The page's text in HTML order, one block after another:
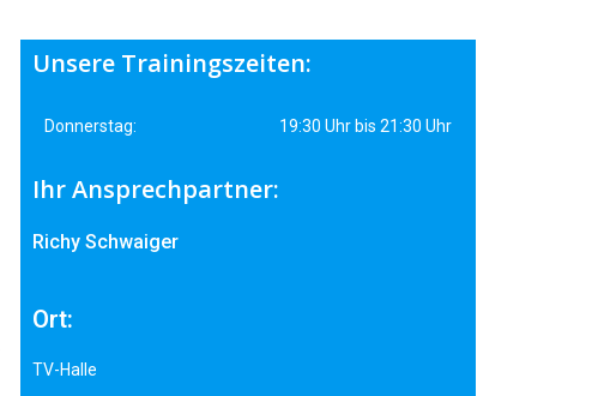
Unsere Trainingszeiten:
Donnerstag: 19:30 Uhr bis 21:30 Uhr
Ihr Ansprechpartner:
Richy Schwaiger
Ort:
TV-Halle